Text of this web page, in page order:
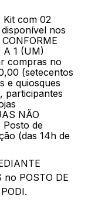
Kit com 02
nos
A 1 (UM)
compras no
(setecentos
e quiosques
participantes
NÃO
Posto de
(das 14h de
no POSTO DE